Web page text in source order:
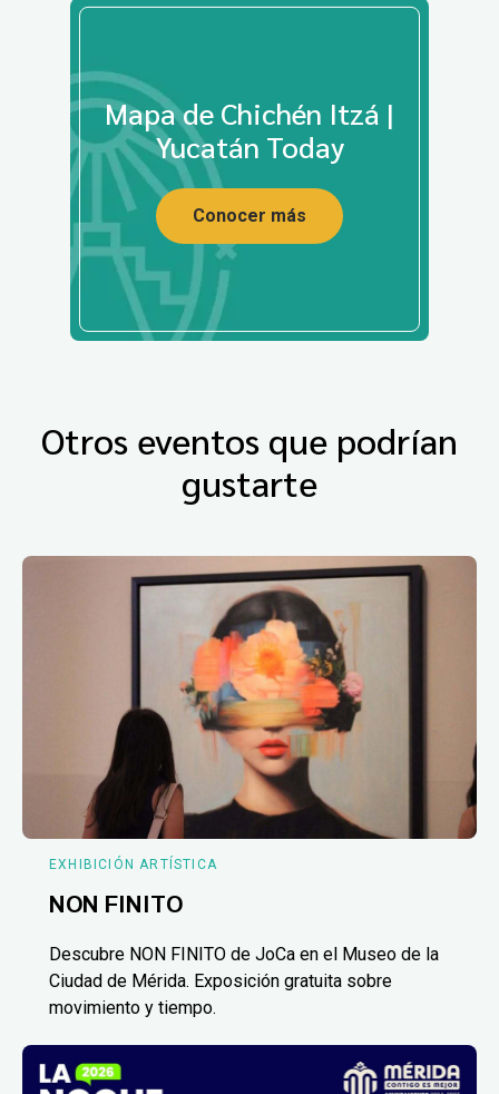
Mapa de Chichén Itzá |
Yucatán Today
Conocer más
Otros eventos que podrían
gustarte
EXHIBICIÓN ARTÍSTICA
NON FINITO
Descubre NON FINITO de JoCa en el Museo de la
Ciudad de Mérida. Exposición gratuita sobre
movimiento y tiempo.